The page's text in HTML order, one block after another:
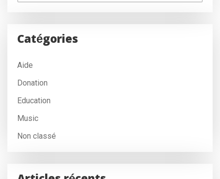
Catégories
Aide
Donation
Education
Music
Non classé